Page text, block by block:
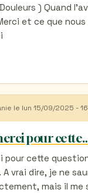
) Quand
et ce que
le lun 15/09/2025 -
pour
pour cette
vrai dire, je ne
mais il me